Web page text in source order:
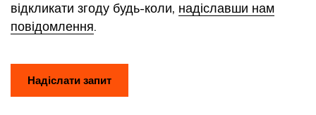
відкликати згоду будь-коли, надіславши нам
повідомлення.
Надіслати запит